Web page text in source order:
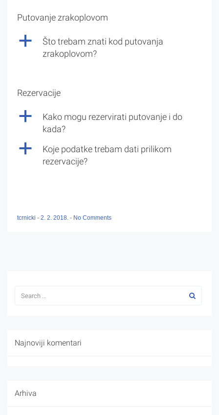
Putovanje zrakoplovom
a
Što trebam znati kod putovanja
zrakoplovom?
Rezervacije
a
Kako mogu rezervirati putovanje i do
kada?
a
Koje podatke trebam dati prilikom
rezervacije?
tcrnicki - 2. 2. 2018. - No Comments
Najnoviji komentari
Arhiva